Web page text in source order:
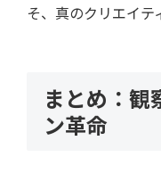
そ、真のクリエイテ
まとめ：観
ン革命